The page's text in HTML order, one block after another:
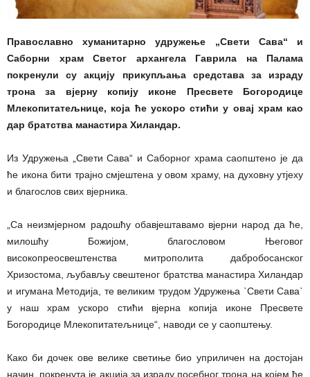
Православно хуманитарно удружење „Свети Сава“ и
Саборни храм Светог архангела Гаврила на Палама
покренули су акцију прикупљања средстава за израду
трона за вјерну копију иконе Пресвете Богородице
Млекопитатељнице, која ће ускоро стићи у овај храм као
дар братства манастира Хиландар.
Из Удружења „Свети Сава“ и Саборног храма саопштено је да
ће икона бити трајно смјештена у овом храму, на духовну утјеху
и благослов свих вјерника.
„Са неизмјерном радошћу обавјештавамо вјерни народ да ће,
милошћу Божијом, благословом Његовог
високопреосвештенства митрополита дабробосанског
Хризостома, љубављу свештеног братства манастира Хиландар
и игумана Методија, те великим трудом Удружења `Свети Сава`
у наш храм ускоро стићи вјерна копија иконе Пресвете
Богородице Млекопитатељнице“, наводи се у саопштењу.
Како би дочек ове велике светиње био уприличен на достојан
начин, покренута је акција за израду посебног трона на којем ће